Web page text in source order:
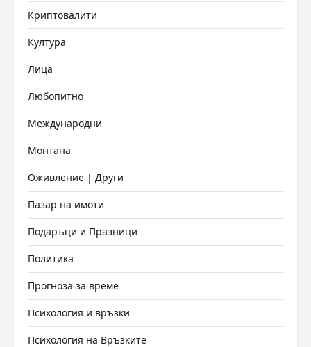
Криптовалити
Култура
Лица
Любопитно
Международни
Монтана
Оживление | Други
Пазар на имоти
Подаръци и Празници
Политика
Прогноза за време
Психология и връзки
Психология на Връзките